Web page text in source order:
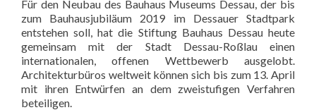
Für den Neubau des Bauhaus Museums Dessau, der bis
zum Bauhausjubiläum 2019 im Dessauer Stadtpark
entstehen soll, hat die Stiftung Bauhaus Dessau heute
gemeinsam mit der Stadt Dessau-Roßlau einen
internationalen, offenen Wettbewerb ausgelobt.
Architekturbüros weltweit können sich bis zum 13. April
mit ihren Entwürfen an dem zweistufigen Verfahren
beteiligen.